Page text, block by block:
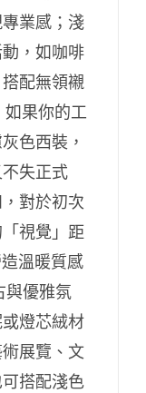
業感；淺
，如咖啡
配無領襯
如果你的工
色西裝，
失正式
對於初次
視覺」距
溫暖質感
與優雅氛
燈芯絨材
展覽、文
搭配淺色